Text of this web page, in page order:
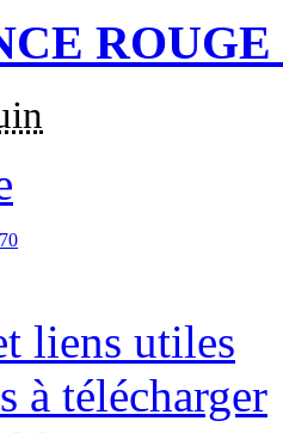
liens utiles
à télécharger